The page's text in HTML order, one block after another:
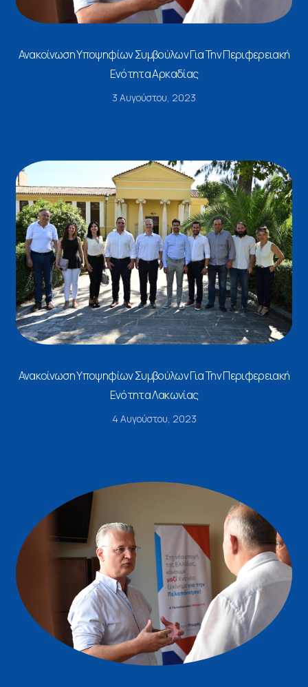
Ανακοίνωση Υποψηφίων Συμβούλων Για Την Περιφερειακή
Ενότητα Αρκαδίας
3 Αυγούστου, 2023
Ανακοίνωση Υποψηφίων Συμβούλων Για Την Περιφερειακή
Ενότητα Λακωνίας
4 Αυγούστου, 2023